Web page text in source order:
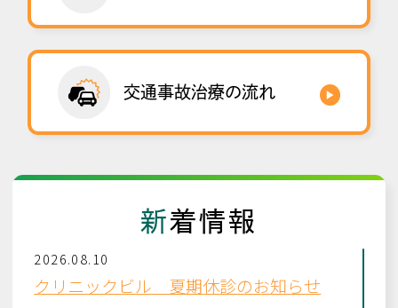
交通事故治療の流れ
新着情報
2026.08.10
クリニックビル 夏期休診のお知らせ